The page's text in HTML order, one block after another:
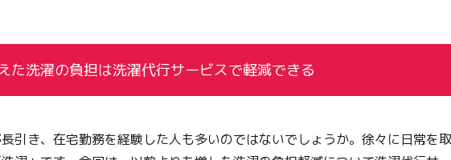
た洗濯の負担は洗濯代行サービスで軽減できる
引き、在宅勤務を経験した人も多いのではないでしょうか。徐々に日常を